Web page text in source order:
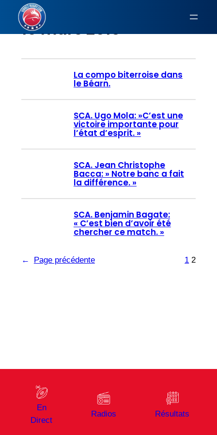
Aller
contenu15 mars 2015
La compo biterroise dans
le Béarn.
SCA. Ugo Mola: »C’est une
victoire importante pour
l’état d’esprit. »
SCA. Jean Christophe
Bacca: » Notre banc a fait
la différence. »
SCA. Benjamin Bagate:
« C’est bien d’avoir été
chercher ce match. »
← Page précédente 1 2
En
Direct
Radios Résultats